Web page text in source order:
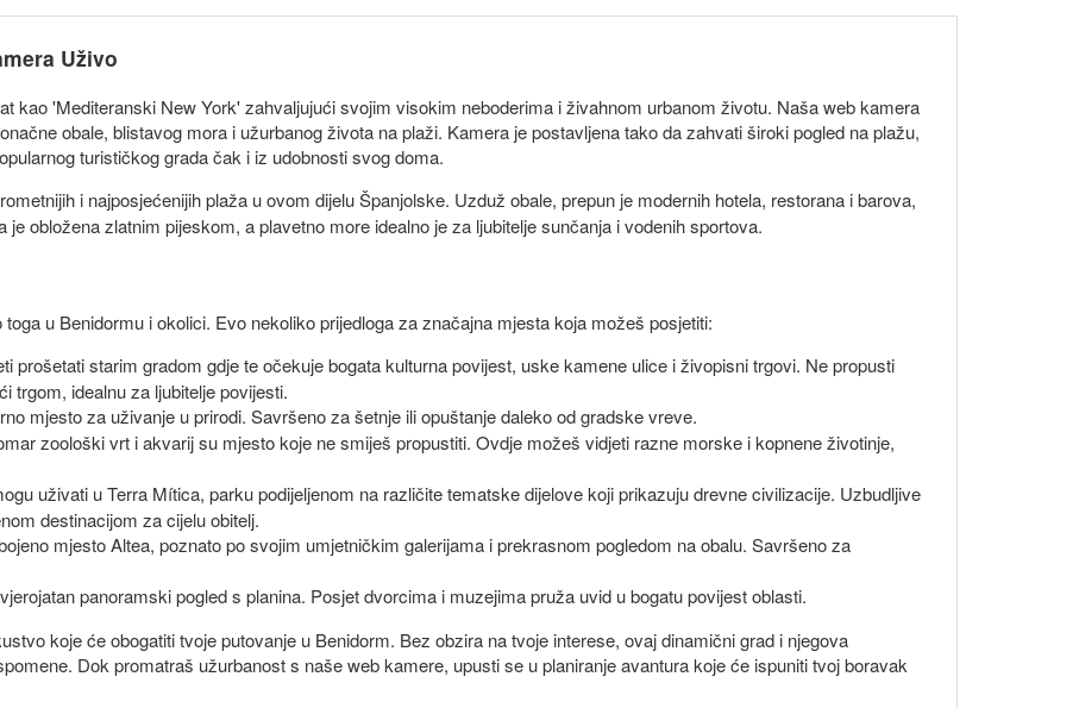
Uživo
kao 'Mediteranski New York' zahvaljujući svojim visokim neboderima i živahnom urbanom životu. Naša web kamera
obale, blistavog mora i užurbanog života na plaži. Kamera je postavljena tako da zahvati široki pogled na plažu,
turističkog grada čak i iz udobnosti svog doma.
i najposjećenijih plaža u ovom dijelu Španjolske. Uzduž obale, prepun je modernih hotela, restorana i barova,
obložena zlatnim pijeskom, a plavetno more idealno je za ljubitelje sunčanja i vodenih sportova.
u Benidormu i okolici. Evo nekoliko prijedloga za značajna mjesta koja možeš posjetiti:
prošetati starim gradom gdje te očekuje bogata kulturna povijest, uske kamene ulice i živopisni trgovi. Ne propusti
trgom, idealnu za ljubitelje povijesti.
mjesto za uživanje u prirodi. Savršeno za šetnje ili opuštanje daleko od gradske vreve.
zoološki vrt i akvarij su mjesto koje ne smiješ propustiti. Ovdje možeš vidjeti razne morske i kopnene životinje,
uživati u Terra Mítica, parku podijeljenom na različite tematske dijelove koji prikazuju drevne civilizacije. Uzbudljive
destinacijom za cijelu obitelj.
mjesto Altea, poznato po svojim umjetničkim galerijama i prekrasnom pogledom na obalu. Savršeno za
panoramski pogled s planina. Posjet dvorcima i muzejima pruža uvid u bogatu povijest oblasti.
koje će obogatiti tvoje putovanje u Benidorm. Bez obzira na tvoje interese, ovaj dinamični grad i njegova
Dok promatraš užurbanost s naše web kamere, upusti se u planiranje avantura koje će ispuniti tvoj boravak